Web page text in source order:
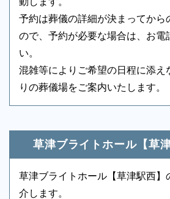
アメニティセット ○
テレビ ○
バリアフリー意識 ○
ロビー
霊柩車などの手配をはじめ、必要
ドライアイス）などを、ご希望に
します。また、市区役所への死亡
す。まずはお電話ください。
予約は葬儀の詳細が決まってから
ので、予約が必要な場合は、お電
い。
混雑等によりご希望の日程に添え
りの葬儀場をご案内いたします。
草津ブライトホール【草
草津ブライトホール【草津駅西】
介します。